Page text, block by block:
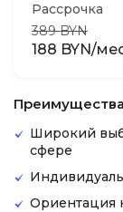
Рассрочка
389 BYN
188 BYN/
Преимущества
Широкий
сфере
Ориентация